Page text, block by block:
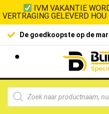
IVM VAKANTIE
VERTRAGING GELEVERD
De goedkoopste op de